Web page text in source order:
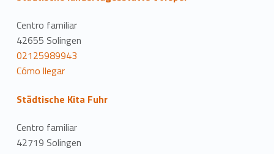
n
Centro familiar
42655 Solingen
02125989943
Cómo llegar
Städtische Kita Fuhr
Centro familiar
42719 Solingen